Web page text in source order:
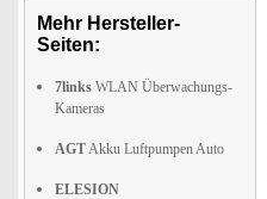
Mehr Hersteller-
Seiten:
7links WLAN Überwachungs-
Kameras
AGTAkku Luftpumpen Auto
ELESION